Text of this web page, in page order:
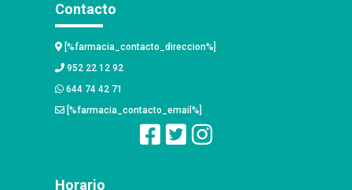
Contacto
[%farmacia_contacto_direccion%]
952 22 12 92
644 74 42 71
[%farmacia_contacto_email%]
Horario